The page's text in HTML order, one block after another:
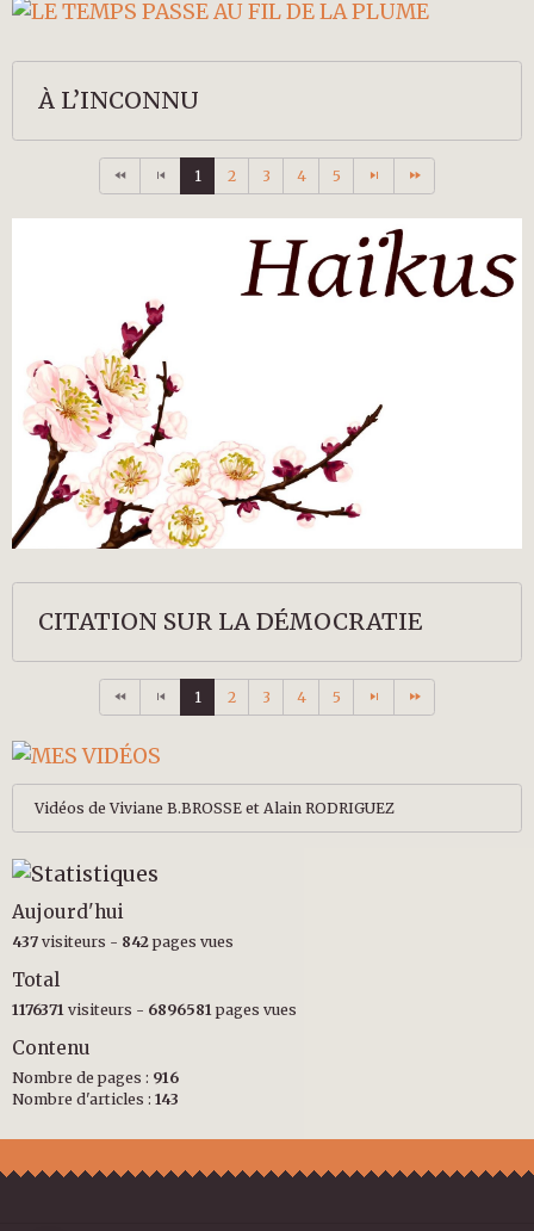
À L’INCONNU
1 2 3 4 5
CITATION SUR LA DÉMOCRATIE
1 2 3 4 5
Vidéos de Viviane B.BROSSE et Alain RODRIGUEZ
Aujourd'hui
437 visiteurs - 842 pages vues
Total
1176371 visiteurs - 6896581 pages vues
Contenu
Nombre de pages : 916
Nombre d'articles : 143